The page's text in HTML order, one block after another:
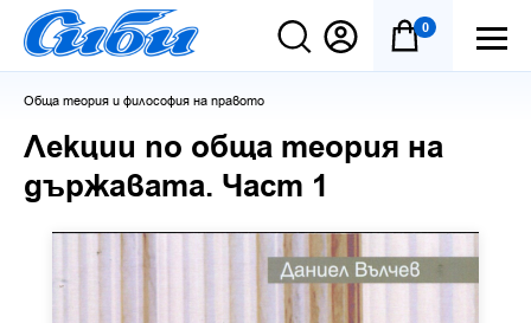
0
Обща теория и философия на правото
Лекции по обща теория на
държавата. Част 1